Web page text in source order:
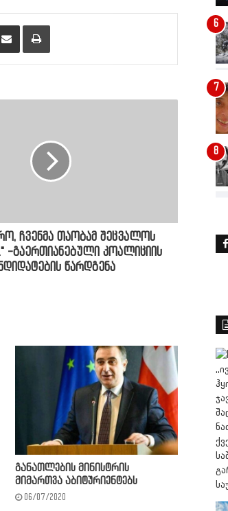
Share via Email Print
ჩვენმა თაობამ შეცვალოს
-გაერთიანებული კოალიციის
წარდგენა
განათლების მინისტრის
მიმართვა აბიტურიენტებს
06/07/2020